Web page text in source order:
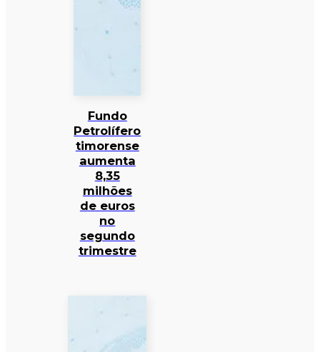
Fundo
Petrolífero
timorense
aumenta
8,35
milhões
de euros
no
segundo
trimestre